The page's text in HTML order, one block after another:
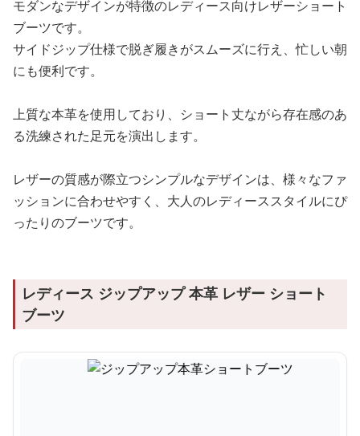
モダンなデザインが特徴のレディース向けレザーショート
ブーツです。
サイドジップ仕様で脱ぎ履きがスムーズに行え、忙しい朝
にも便利です。
上質な本革を使用しており、ショート丈ながら存在感のあ
る洗練された足元を演出します。
レザーの質感が際立つシンプルなデザインは、様々なファ
ッションに合わせやすく、大人のレディーススタイルにぴ
ったりのブーツです。
レディース ジップアップ 本革 レザー ショート
ブーツ